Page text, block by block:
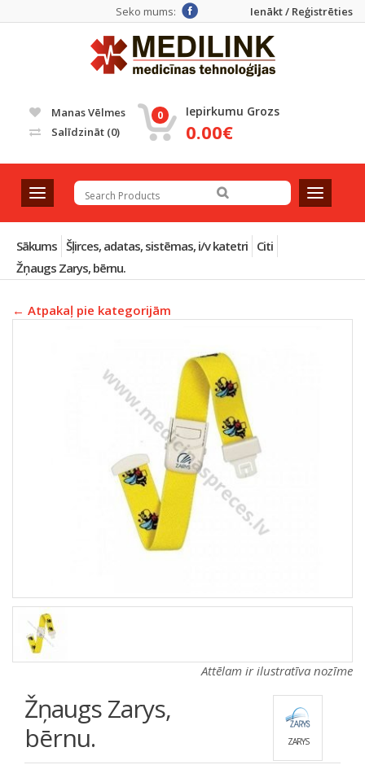
Ienākt / Reģistrēties
Seko mums:
Manas Vēlmes
Salīdzināt (0)
0 Iepirkumu Grozs
0.00€
T
o
g
g
e
a
T
o
g
e
Sākums Šļirces, adatas, sistēmas, i/v katetri Citi
Žņaugs Zarys, bērnu.
← Atpakaļ pie kategorijām
Attēlam ir ilustratīva nozīme
Žņaugs Zarys,
bērnu.
ZARYS